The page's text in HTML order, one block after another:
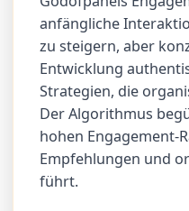
anfängliche
zu steigern, aber
Entwicklung
Strategien, die
Der Algorithmus
hohen Engagement-
Empfehlungen und
führt.